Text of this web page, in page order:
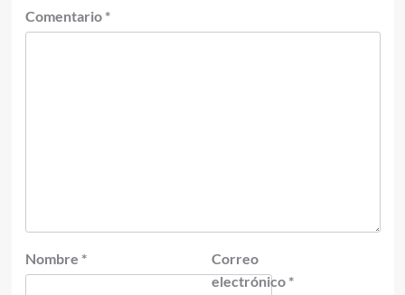
Comentario *
Nombre *
Correo
electrónico *